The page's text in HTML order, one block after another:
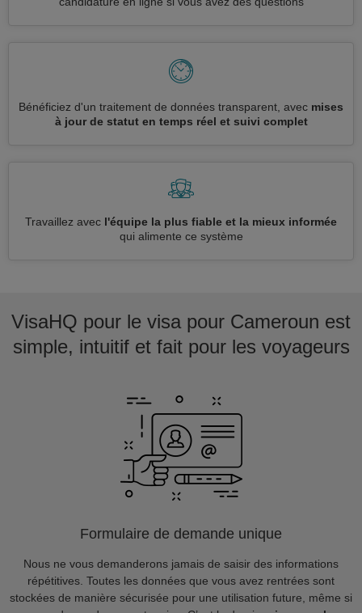
Bénéficiez d'un traitement de données transparent, avec mises
à jour de statut en temps réel et suivi complet
Travaillez avec l'équipe la plus fiable et la mieux informée
qui alimente ce système
VisaHQ pour le visa pour Cameroun est
simple, intuitif et fait pour les voyageurs
Formulaire de demande unique
Nous ne vous demanderons jamais de saisir des informations
répétitives. Toutes les données que vous avez rentrées sont
stockées de manière sécurisée pour une utilisation future, même si